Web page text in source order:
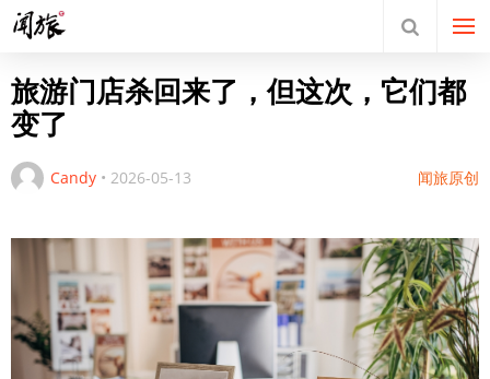
旅游门店杀回来了，但这次，它们都
变了
Candy • 2026-05-13 闻旅原创